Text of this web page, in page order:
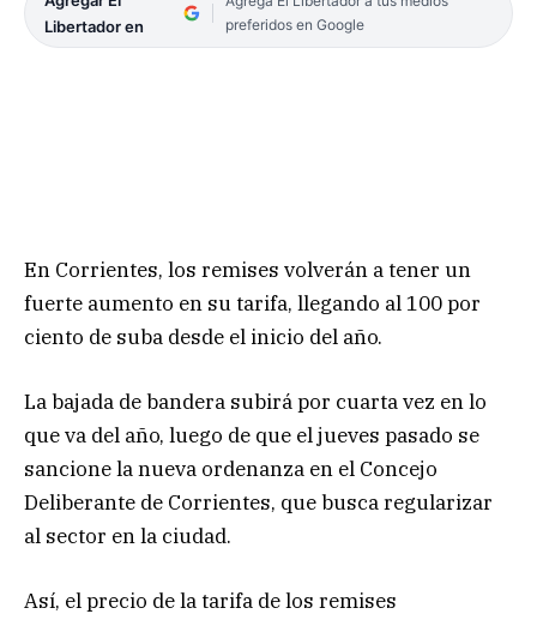
Libertador en
preferidos en Google
En Corrientes, los remises volverán a tener un
fuerte aumento en su tarifa, llegando al 100 por
ciento de suba desde el inicio del año.
La bajada de bandera subirá por cuarta vez en lo
que va del año, luego de que el jueves pasado se
sancione la nueva ordenanza en el Concejo
Deliberante de Corrientes, que busca regularizar
al sector en la ciudad.
Así, el precio de la tarifa de los remises